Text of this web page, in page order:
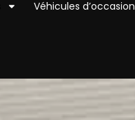
Véhicules d’occasion